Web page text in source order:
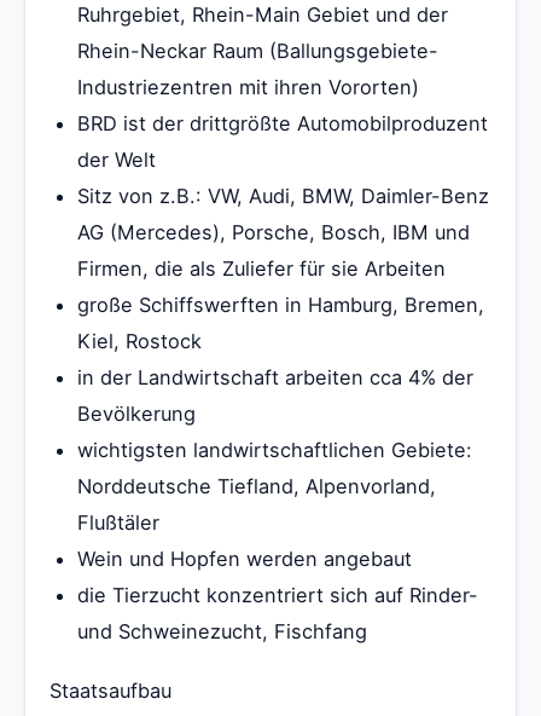
Ruhrgebiet, Rhein-Main Gebiet und der
Rhein-Neckar Raum (Ballungsgebiete-
Industriezentren mit ihren Vororten)
BRD ist der drittgrößte Automobilproduzent
der Welt
Sitz von z.B.: VW, Audi, BMW, Daimler-Benz
AG (Mercedes), Porsche, Bosch, IBM und
Firmen, die als Zuliefer für sie Arbeiten
große Schiffswerften in Hamburg, Bremen,
Kiel, Rostock
in der Landwirtschaft arbeiten cca 4% der
Bevölkerung
wichtigsten landwirtschaftlichen Gebiete:
Norddeutsche Tiefland, Alpenvorland,
Flußtäler
Wein und Hopfen werden angebaut
die Tierzucht konzentriert sich auf Rinder-
und Schweinezucht, Fischfang
Staatsaufbau